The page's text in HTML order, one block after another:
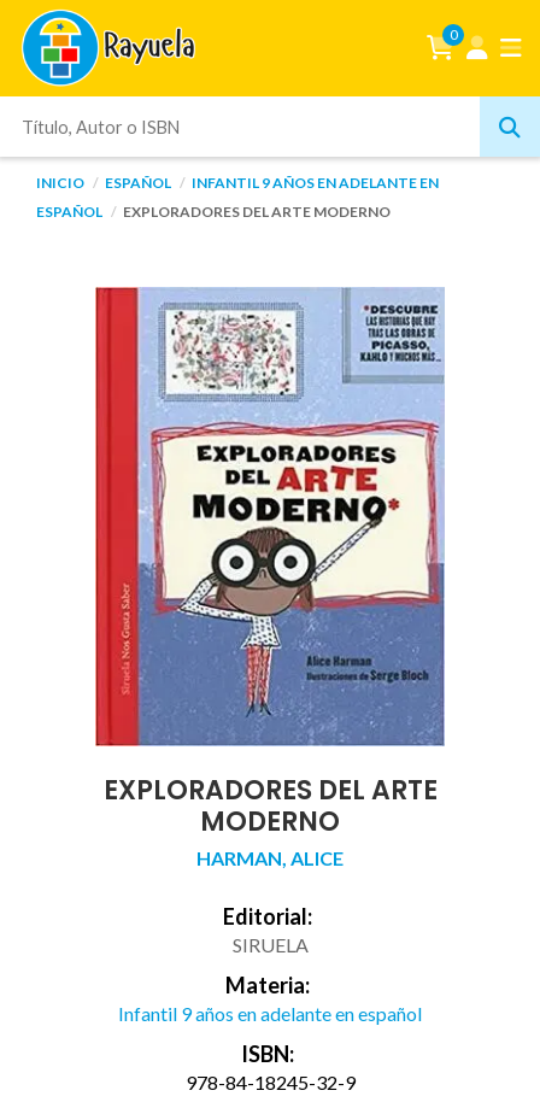
0
INICIO ESPAÑOL
INFANTIL 9 AÑOS EN ADELANTE EN
ESPAÑOL
EXPLORADORES DEL ARTE MODERNO
EXPLORADORES DEL ARTE
MODERNO
HARMAN, ALICE
Editorial:
SIRUELA
Materia:
Infantil 9 años en adelante en español
ISBN:
978-84-18245-32-9